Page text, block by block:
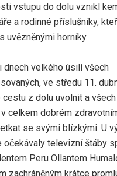
vstupu do dolu vznikl
a rodinné příslušníky,
uvězněnými horníky.
dnech velkého úsilí všech
ve středu 11.
cestu z dolu uvolnit a
v celkem dobrém
se svými blízkými. U
očekávaly televizní štáby
Peru Ollantem
zachráněným krátce